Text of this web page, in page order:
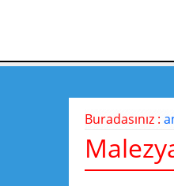
Buradasınız :